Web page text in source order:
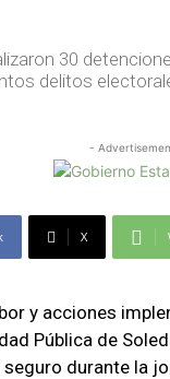
30
delitos
-
X
y acciones
Pública de
seguro durante la